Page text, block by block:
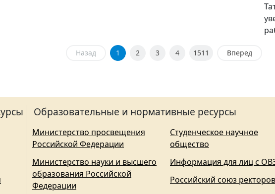
Назад 1 2 3 4 1511 Вперед
Образовательные и нормативные ресурсы
Министерство просвещения
Российской Федерации
Министерство науки и высшего
образования Российской
Федерации
Студенческое научное
общество
Информация для лиц с
Российский союз ректоров